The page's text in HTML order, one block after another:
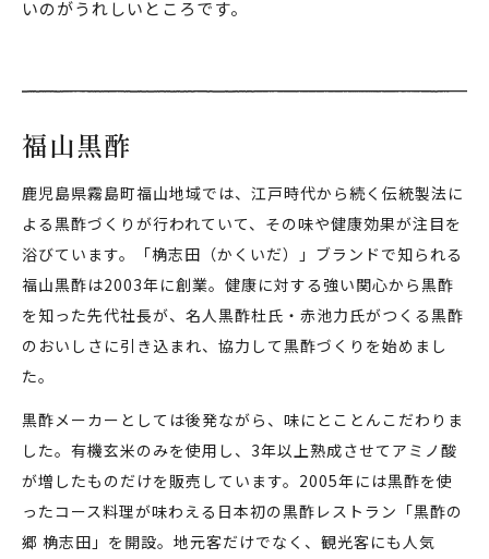
いのがうれしいところです。
福山黒酢
鹿児島県霧島町福山地域では、江戸時代から続く伝統製法に
よる黒酢づくりが行われていて、その味や健康効果が注目を
浴びています。「桷志田（かくいだ）」ブランドで知られる
福山黒酢は2003年に創業。健康に対する強い関心から黒酢
を知った先代社長が、名人黒酢杜氏・赤池力氏がつくる黒酢
のおいしさに引き込まれ、協力して黒酢づくりを始めまし
た。
黒酢メーカーとしては後発ながら、味にとことんこだわりま
した。有機玄米のみを使用し、3年以上熟成させてアミノ酸
が増したものだけを販売しています。2005年には黒酢を使
ったコース料理が味わえる日本初の黒酢レストラン「黒酢の
郷 桷志田」を開設。地元客だけでなく、観光客にも人気